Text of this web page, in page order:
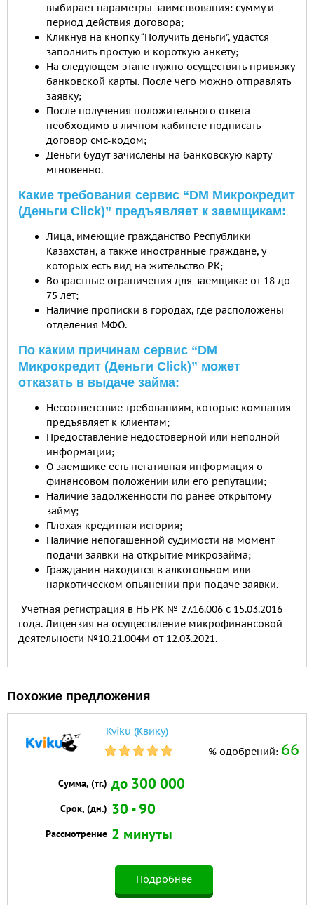
выбирает параметры заимствования: сумму и
период действия договора;
Кликнув на кнопку “Получить деньги”, удастся
заполнить простую и короткую анкету;
На следующем этапе нужно осуществить привязку
банковской карты. После чего можно отправлять
заявку;
После получения положительного ответа
необходимо в личном кабинете подписать
договор смс-кодом;
Деньги будут зачислены на банковскую карту
мгновенно.
Какие требования сервис “DM Микрокредит
(Деньги Click)” предъявляет к заемщикам:
Лица, имеющие гражданство Республики
Казахстан, а также иностранные граждане, у
которых есть вид на жительство РК;
Возрастные ограничения для заемщика: от 18 до
75 лет;
Наличие прописки в городах, где расположены
отделения МФО.
По каким причинам сервис “DM
Микрокредит (Деньги Click)” может
отказать в выдаче займа:
Несоответствие требованиям, которые компания
предъявляет к клиентам;
Предоставление недостоверной или неполной
информации;
О заемщике есть негативная информация о
финансовом положении или его репутации;
Наличие задолженности по ранее открытому
займу;
Плохая кредитная история;
Наличие непогашенной судимости на момент
подачи заявки на открытие микрозайма;
Гражданин находится в алкогольном или
наркотическом опьянении при подаче заявки.
Учетная регистрация в НБ РК № 27.16.006 с 15.03.2016
года. Лицензия на осуществление микрофинансовой
деятельности №10.21.004М от 12.03.2021.
Похожие предложения
Kviku (Квику)
% одобрений: 66
Сумма, (тг.) до 300 000
Срок, (дн.) 30 - 90
Рассмотрение 2 минуты
Подробнее